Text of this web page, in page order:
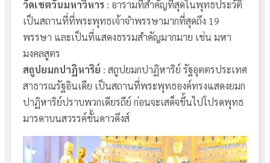
วัดเชตวันมหาวิหาร : อารามที่สำคัญที่สุดในพุทธประวัติ
เป็นสถานที่ที่พระพุทธเจ้าจำพรรษามากที่สุดถึง 19
พรรษา และเป็นที่แสดงธรรมสำคัญมากมาย เช่น มหา
มงคลสูตร
สถูปยมกปาฏิหาริย์ : สถูปยมกปาฏิหาริย์ รัฐอุตตรประเทศ
สาธารณรัฐอินเดีย เป็นสถานที่พระพุทธองค์ทรงแสดงยมก
ปาฏิหาริย์ปราบพวกเดียรถีย์ ก่อนจะเสด็จขึ้นไปโปรดพุทธ
มารดาบนสวรรค์ชั้นดาวดึงส์